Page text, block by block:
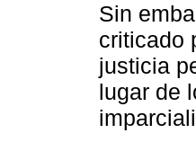
Sin
criticado
justicia
lugar de